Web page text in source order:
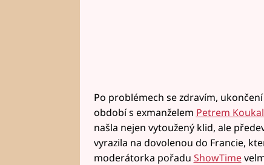
Po problémech se zdravím, ukončení
období s exmanželem Petrem
našla nejen vytoužený klid, ale
vyrazila na dovolenou do Francie,
moderátorka pořadu ShowTime